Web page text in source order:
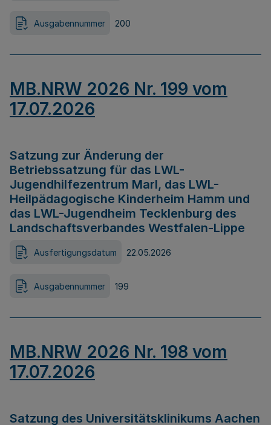
Ausgabennummer 200
MB.NRW 2026 Nr. 199 vom
17.07.2026
Satzung zur Änderung der
Betriebssatzung für das LWL-
Jugendhilfezentrum Marl, das LWL-
Heilpädagogische Kinderheim Hamm und
das LWL-Jugendheim Tecklenburg des
Landschaftsverbandes Westfalen-Lippe
Ausfertigungsdatum 22.05.2026
Ausgabennummer 199
MB.NRW 2026 Nr. 198 vom
17.07.2026
Satzung des Universitätsklinikums Aachen